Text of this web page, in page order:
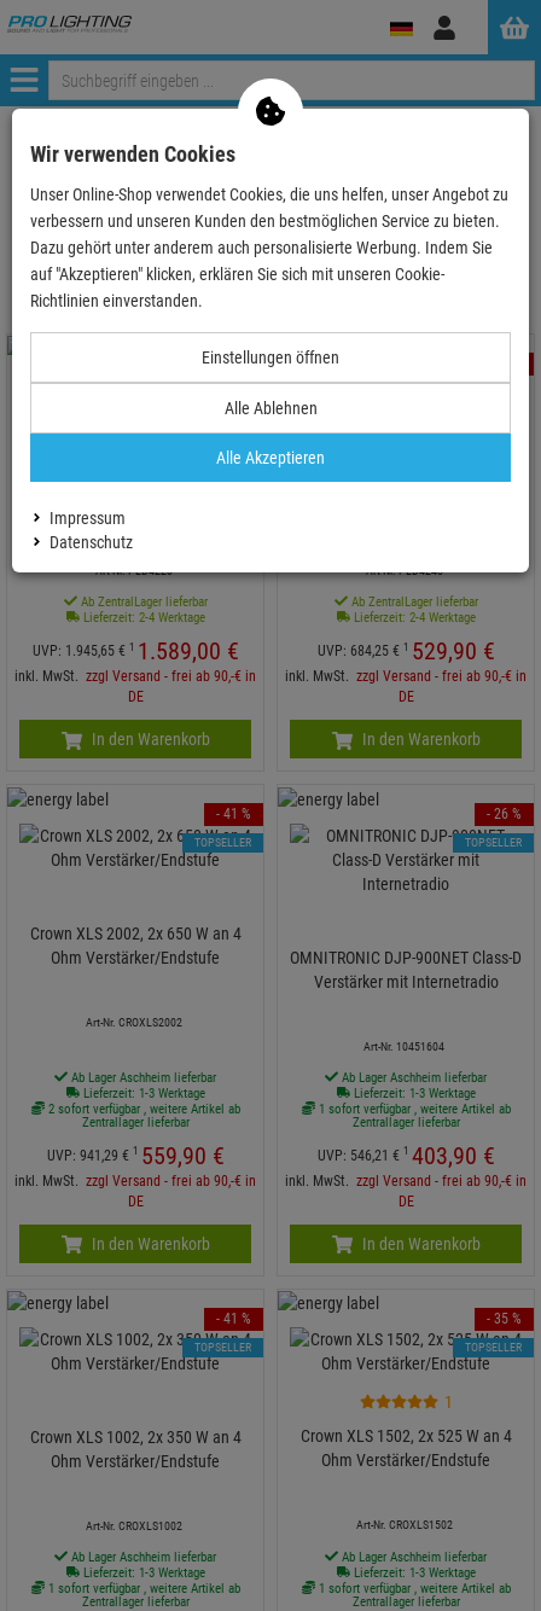
Anmelden
Menü
ProLighting Tontechnik
Volldigitale Endstufen
DAP TA-4.1700 - 4 x 1700 W
Art-Nr. PLD4223
Ab ZentralLager lieferbar
Lieferzeit: 2-4 Werktage
UVP: 1.945,65 € 1 1.589,00 €
inkl. MwSt. zzgl Versand - frei ab 90,-€ in
DE
- 18 %
In den Warenkorb
DAP SI-4.450 - 4 x 450 W
Art-Nr. PLD4243
Ab ZentralLager lieferbar
Lieferzeit: 2-4 Werktage
UVP: 684,25 € 1 529,90 €
inkl. MwSt. zzgl Versand - frei ab 90,-€ in
DE
In den Warenkorb
Crown XLS 2002, 2x 650 W an 4
Ohm Verstärker/Endstufe
Art-Nr. CROXLS2002
Ab Lager Aschheim lieferbar
Lieferzeit: 1-3 Werktage
2 sofort verfügbar , weitere Artikel ab
Zentrallager lieferbar
UVP: 941, 29 € 1 559,90 €
inkl. MwSt. zzgl Versand - frei ab 90,-€ in
DE
- 41 %
TOPSELLER
In den Warenkorb
OMNITRONIC DJP-900NET Class-D
Verstärker mit Internetradio
Art-Nr. 10451604
Ab Lager Aschheim lieferbar
Lieferzeit: 1-3 Werktage
1 sofort verfügbar , weitere Artikel ab
Zentrallager lieferbar
UVP: 546,21 € 1 403,90 €
inkl. MwSt. zzgl Versand - frei ab 90,-€ in
DE
- 26 %
TOPSELLER
In den Warenkorb
Crown XLS 1002, 2x 350 W an 4
Ohm Verstärker/Endstufe
Art-Nr. CROXLS1002
Ab Lager Aschheim lieferbar
Lieferzeit: 1-3 Werktage
1 sofort verfügbar , weitere Artikel ab
Zentrallager lieferbar
- 41 %
TOPSELLER
1
Crown XLS 1502, 2x 525 W an 4
Ohm Verstärker/Endstufe
Art-Nr. CROXLS1502
Ab Lager Aschheim lieferbar
Lieferzeit: 1-3 Werktage
1 sofort verfügbar , weitere Artikel ab
Zentrallager lieferbar
- 35 %
TOPSELLER
Wir verwenden Cookies
Unser Online-Shop verwendet Cookies, die uns helfen, unser Angebot zu
verbessern und unseren Kunden den bestmöglichen Service zu bieten.
Dazu gehört unter anderem auch personalisierte Werbung. Indem Sie
auf "Akzeptieren" klicken, erklären Sie sich mit unseren Cookie-
Richtlinien einverstanden.
Einstellungen öffnen
Alle Ablehnen
Alle Akzeptieren
Impressum
Datenschutz